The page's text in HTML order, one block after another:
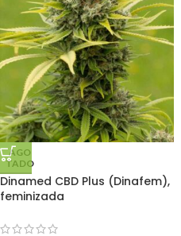
AGO
TADO
Dinamed CBD Plus (Dinafem),
feminizada